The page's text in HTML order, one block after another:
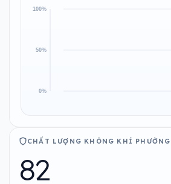
CHẤT LƯỢNG KHÔNG KHÍ
82